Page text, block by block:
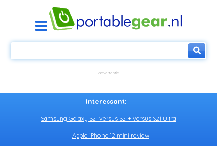
Interessant:
Samsung Galaxy S21 versus S21+ versus S21 Ultra
Apple iPhone 12 mini review